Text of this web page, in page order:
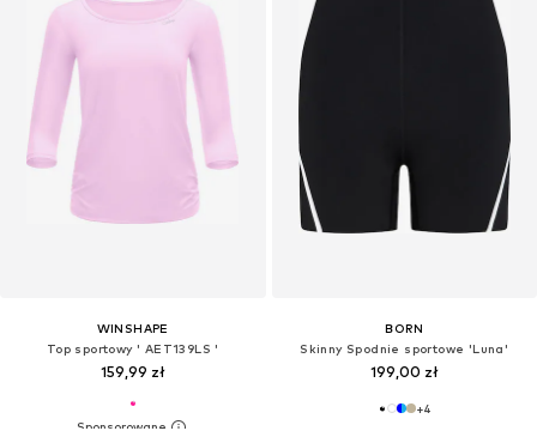
WINSHAPE
Top sportowy ' AET139LS '
159,99 zł
BORN
Skinny Spodnie sportowe 'Luna'
199,00 zł
+4